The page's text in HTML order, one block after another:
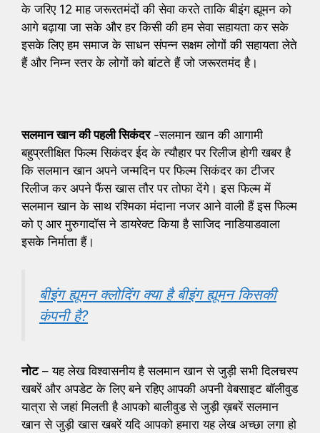
के जरिए 12 माह जरूरतमंदों की सेवा करते ताकि बीइंग ह्यूमन को
आगे बढ़ाया जा सके और हर किसी की हम सेवा सहायता कर सके
इसके लिए हम समाज के साधन संपन्न सक्षम लोगों की सहायता लेते
हैं और निम्न स्तर के लोगों को बांटते हैं जो जरूरतमंद है।
सलमान खान की पहली सिकंदर-सलमान खान की आगामी
बहुप्रतीक्षित फिल्म सिकंदर ईद के त्यौहार पर रिलीज होगी खबर है
कि सलमान खान अपने जन्मदिन पर फिल्म सिकंदर का टीजर
रिलीज कर अपने फैंस खास तौर पर तोफा देंगे। इस फिल्म में
सलमान खान के साथ रश्मिका मंदाना नजर आने वाली हैं इस फिल्म
को ए आर मुरुगादॉस ने डायरेक्ट किया है साजिद नाडियाडवाला
इसके निर्माता हैं।
बीइंग ह्यूमन क्लोदिंग क्या है बीइंग ह्यूमन किसकी
कंपनी है?
नोट– यह लेख विश्वासनीय है सलमान खान से जुड़ी सभी दिलचस्प
खबरें और अपडेट के लिए बने रहिए आपकी अपनी वेबसाइट बॉलीवुड
यात्रा से जहां मिलती है आपको बालीवुड से जुड़ी ख़बरें सलमान
खान से जुड़ी खास खबरें यदि आपको हमारा यह लेख अच्छा लगा हो